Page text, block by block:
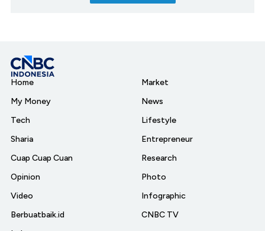
Home
My Money
Tech
Sharia
Cuap Cuap Cuan
Opinion
Video
Berbuatbaik.id
Market
News
Lifestyle
Entrepreneur
Research
Photo
Infographic
CNBC TV